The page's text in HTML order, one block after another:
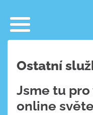
Ostatní
Jsme tu
online